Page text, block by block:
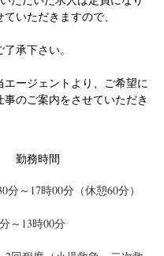
いただきますので、
承下さい。
ージェントより、ご希望に
のご案内をさせていただき
勤務時間
分～17時00分（休憩60分）
～13時00分